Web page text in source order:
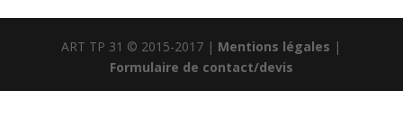
ART TP 31 © 2015-2017 | Mentions légales |
Formulaire de contact/devis